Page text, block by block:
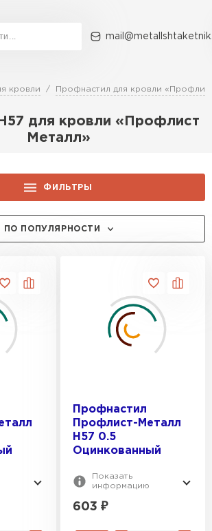
кровли Профнастил для кровли
для кровли «Профлист
Металл»
ФИЛЬТРЫ
ПО ПОПУЛЯРНОСТИ
Профнастил
Профлист-Металл
H57 0.5
Оцинкованный
Показать
информацию
603 ₽
Акции О компании Контакты